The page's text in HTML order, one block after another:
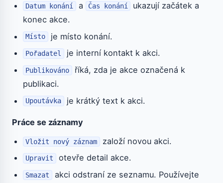
Datum konání a Čas konání
ukazují začátek a
konec akce.
Místo je místo konání.
Pořadatel je interní kontakt k akci.
Publikováno
říká, zda je akce označená k
publikaci.
Upoutávka je krátký text k akci.
Práce se záznamy
Vložit nový záznam založí novou akci.
Upravit otevře detail akce.
Smazat
akci odstraní ze seznamu. Používejte